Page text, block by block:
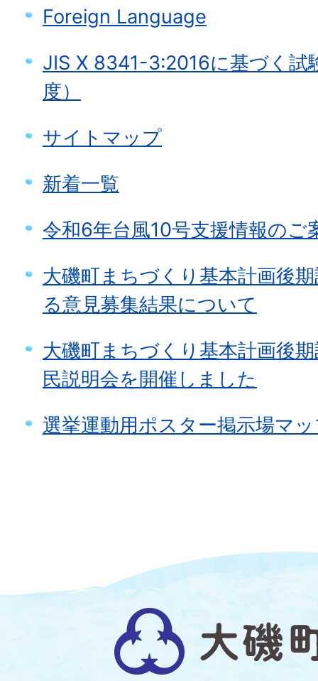
Foreign Language
JIS X 8341-3:2016に基づく試
度）
サイトマップ
新着一覧
令和6年台風10号支援情報のご
大磯町まちづくり基本計画後
る意見募集結果について
大磯町まちづくり基本計画後
民説明会を開催しました
選挙運動用ポスター掲示場マ
大
磯